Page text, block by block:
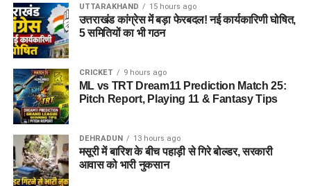
UTTARAKHAND 15 hours ago
उत्तराखंड कांग्रेस में बड़ा फेरबदल! नई कार्यकारिणी घोषित,
5 समितियों का भी गठन
CRICKET 9 hours ago
ML vs TRT Dream11 Prediction Match 25:
Pitch Report, Playing 11 & Fantasy Tips
DEHRADUN 13 hours ago
मसूरी में बारिश के बीच पहाड़ी से गिरे बोल्डर, सरकारी
आवास को भारी नुकसान